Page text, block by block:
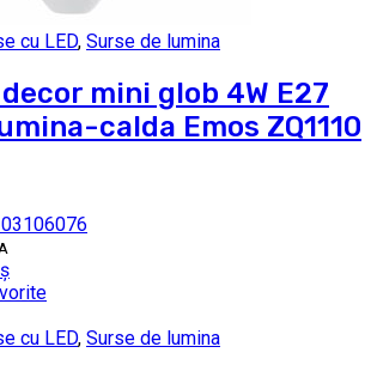
cu LED, Surse de lumina
mini glob 4W E27
calda Emos ZQ1110
cu LED, Surse de lumina